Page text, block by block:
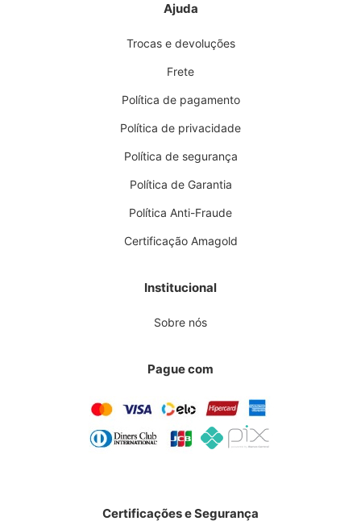
Ajuda
Trocas e devoluções
Frete
Política de pagamento
Política de privacidade
Política de segurança
Política de Garantia
Política Anti-Fraude
Certificação Amagold
Institucional
Sobre nós
Pague com
Certificações e Segurança